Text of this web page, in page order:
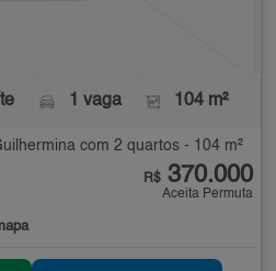
1 vaga 104 m²
com 2 quartos - 104 m²
R$ 370.000
Aceita Permuta